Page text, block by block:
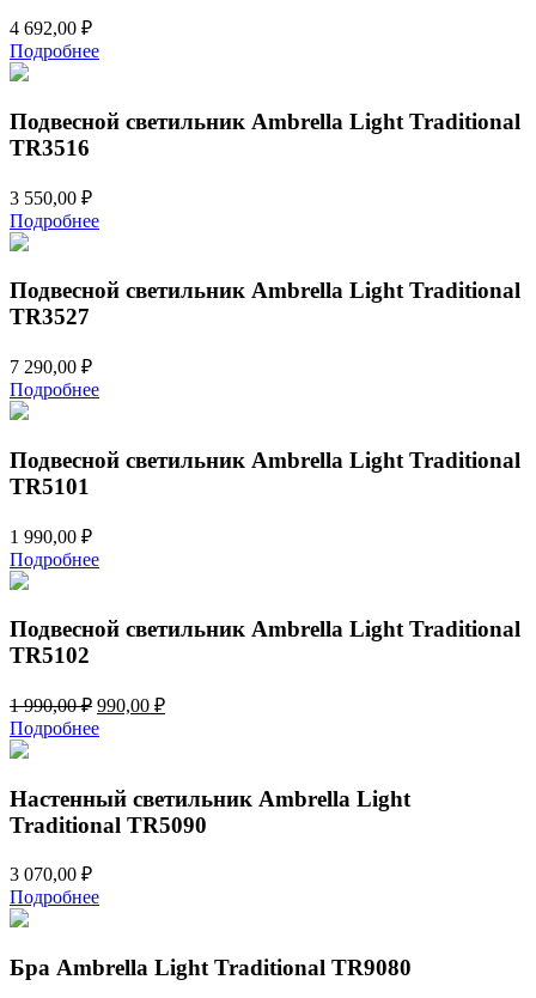
4 692,00 ₽
Подробнее
Подвесной светильник Ambrella Light Traditional
TR3516
3 550,00 ₽
Подробнее
Подвесной светильник Ambrella Light Traditional
TR3527
7 290,00 ₽
Подробнее
Подвесной светильник Ambrella Light Traditional
TR5101
1 990,00 ₽
Подробнее
Подвесной светильник Ambrella Light Traditional
TR5102
1 990,00₽ Первоначальная
цена
составляла
990,00 ₽.
990,00 ₽Текущая
Подробнее
Настенный светильник Ambrella Light
Traditional TR5090
3 070,00 ₽
Подробнее
Бра Ambrella Light Traditional TR9080